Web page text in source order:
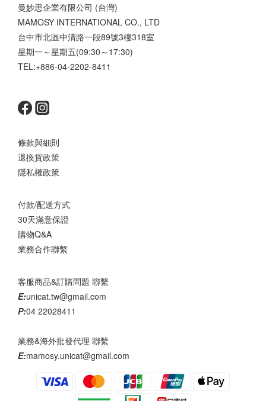
🥺 真的好險有帶它去國外 另外他們家的 #小綠瓶 / 水楊酸毛孔調理
原液💧 這款我也很喜歡 特別推薦剛開始嘗試酸類的新手們 “含．甘
醇酸5%+乳酸鈉2%+水楊酸0.2% “ 這款主打溫和不刺激 天天使用也
可以！ 加速代謝角質 減少肌膚惱人粗糙顆粒感 用比較溫和的酸類慢
慢代謝臉上的粉刺 使用後肌膚明顯變得細緻很多 可以搭配著保濕原
的一年 希望各位的肌膚都能一直白拋拋、幼咪咪~ #UNICAT #變臉
貓 #原液 #精華液 #臉部保養 #skincare #保濕 #毛孔 #穩定膚況 #酸
曼妙思企業有限公司 (台灣)
MAMOSY INTERNATIONAL CO., LTD
台中市北區中清路一段89號3樓318室
星期一～星期五(09:30～17:30)
TEL:+886-04-2202-8411
條款與細則
退換貨政策
隱私權政策
付款/配送方式
30天滿意保證
購物Q&A
業務合作聯繫
客服商品&訂購問題 聯繫
E:unicat.tw@gmail.com
P:04 22028411
業務&海外批發代理 聯繫
E:mamosy.unicat@gmail.com